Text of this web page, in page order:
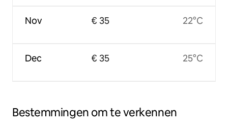
Nov
Dec
€ 35
€ 35
22°C
25°C
Bestemmingen om te verkennen